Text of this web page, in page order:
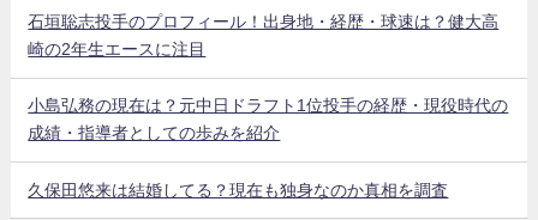
石垣聡志投手のプロフィール！出身地・経歴・球速は？健大高
崎の2年生エースに注目
小島弘務の現在は？元中日ドラフト1位投手の経歴・現役時代の
成績・指導者としての歩みを紹介
久保田悠来は結婚してる？現在も独身なのか真相を調査